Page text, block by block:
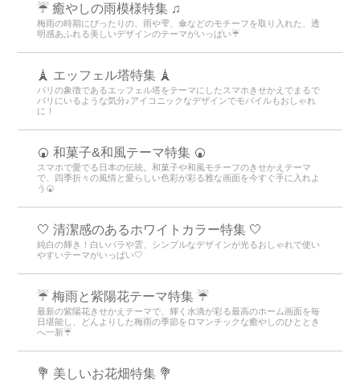
☔ 癒やしの雨模様特集 ♫
梅雨の時期にぴったりの、雨や雫、傘などのモチーフを取り入れた、透
明感あふれる美しいデザインのテーマがいっぱい☔
🗼 エッフェル塔特集 🗼
パリの象徴であるエッフェル塔をテーマにしたスマホきせかえでまるで
パリにいるような気分♪アイコニックなデザインでモバイルもおしゃれ
に！
🍘 和菓子&和風テーマ特集 🍘
スマホで愛でる日本の伝統。和菓子や和風モチーフのきせかえテーマ
で、四季折々の風情と愛らしい色彩が彩る雅な画面を今すぐ手に入れよ
う🍘
🤍 清潔感のあるホワイトカラー特集 🤍
純白の輝き！白いバラや雲、シンプルなデザインが光るおしゃれで使い
やすいテーマがいっぱい🤍
☔ 梅雨と紫陽花テーマ特集 ☔
最新の紫陽花きせかえテーマで、輝く水滴が彩る最高のホーム画面を毎
日堪能し、どんよりした梅雨の季節をロマンチックな癒やしのひととき
へ一新☔
💐 美しいお花畑特集 💐